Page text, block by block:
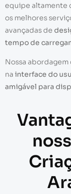
equipe altamente
os melhores
avançadas de
tempo de
Nossa abordagem
na interface do
amigável para